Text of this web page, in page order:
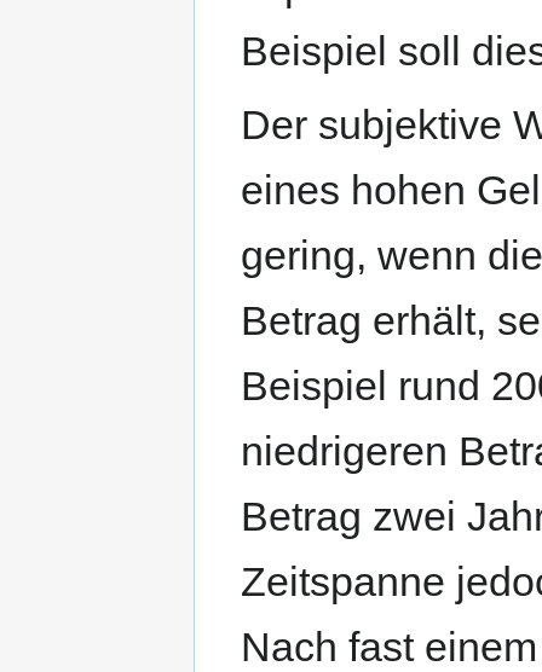
Beispiel soll
Der subjektive
eines hohen
gering, wenn
Betrag erhält,
Beispiel rund
niedrigeren
Betrag zwei
Zeitspanne
Nach fast